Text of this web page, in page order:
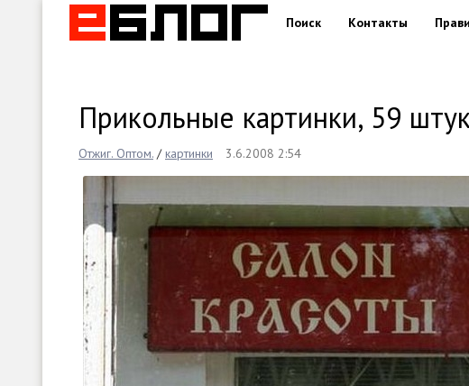
Поиск Контакты
Прикольные картинки, 59
Отжиг. Оптом. /картинки 3.6.2008 2:54